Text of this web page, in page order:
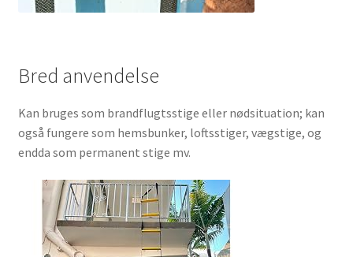
Bred anvendelse
Kan bruges som brandflugtsstige eller nødsituation; kan
også fungere som hemsbunker, loftsstiger, vægstige, og
endda som permanent stige mv.